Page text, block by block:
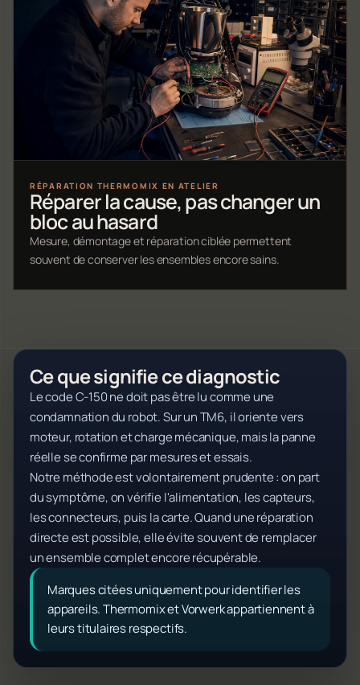
RÉPARATION THERMOMIX EN ATELIER
Réparer la cause, pas changer un
bloc au hasard
Mesure, démontage et réparation ciblée permettent
souvent de conserver les ensembles encore sains.
Ce que signifie ce diagnostic
Le code C-150 ne doit pas être lu comme une
condamnation du robot. Sur un TM6, il oriente vers
moteur, rotation et charge mécanique, mais la panne
réelle se confirme par mesures et essais.
Notre méthode est volontairement prudente : on part
du symptôme, on vérifie l'alimentation, les capteurs,
les connecteurs, puis la carte. Quand une réparation
directe est possible, elle évite souvent de remplacer
un ensemble complet encore récupérable.
Marques citées uniquement pour identifier les
appareils. Thermomix et Vorwerk appartiennent à
leurs titulaires respectifs.